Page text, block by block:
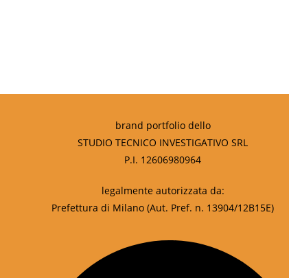
brand portfolio dello
STUDIO TECNICO INVESTIGATIVO SRL
P.I. 12606980964
legalmente autorizzata da:
Prefettura di Milano (Aut. Pref. n. 13904/12B15E)